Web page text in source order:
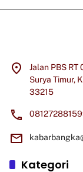
Jalan PBS
Surya Timur,
33215
Kategori